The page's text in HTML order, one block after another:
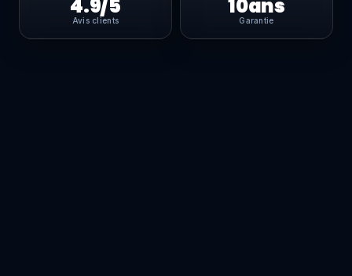
4.9/5
Avis clients
10ans
Garantie